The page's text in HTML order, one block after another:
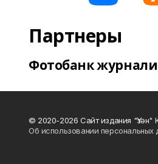
Партнеры
Фотобанк
© 2020-2026 Сайт издания "Үзән"
Об использовании персональных